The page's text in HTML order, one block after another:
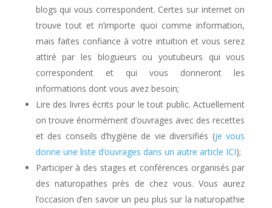
blogs qui vous correspondent. Certes sur internet on
trouve tout et n’importe quoi comme information,
mais faites confiance à votre intuition et vous serez
attiré par les blogueurs ou youtubeurs qui vous
correspondent et qui vous donneront les
informations dont vous avez besoin;
Lire des livres écrits pour le tout public. Actuellement
on trouve énormément d’ouvrages avec des recettes
et des conseils d’hygiène de vie diversifiés (je vous
donne une liste d’ouvrages dans un autre article ICI);
Participer à des stages et conférences organisés par
des naturopathes près de chez vous. Vous aurez
l’occasion d’en savoir un peu plus sur la naturopathie